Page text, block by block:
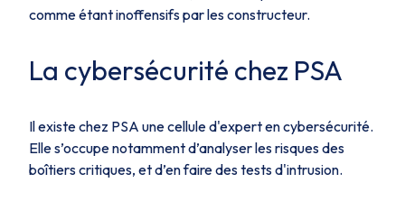
comme étant inoffensifs par les constructeur.
La cybersécurité chez PSA
Il existe chez PSA une cellule d'expert en cybersécurité.
Elle s’occupe notamment d’analyser les risques des
boîtiers critiques, et d’en faire des tests d'intrusion.